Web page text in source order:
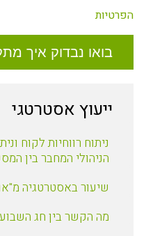
הפרטיות
בואו נבדוק איך
ייעוץ אסטרטגי
ניתוח רווחיות לקוח
הניהולי המחבר בין
שיעור באסטרטגיה
מה הקשר בין חג